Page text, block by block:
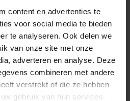
content en advertenties te
voor social media te bieden
te analyseren. Ook delen we
van onze site met onze
adverteren en analyse. Deze
combineren met andere
verstrekt of die ze hebben
gebruik van hun services.